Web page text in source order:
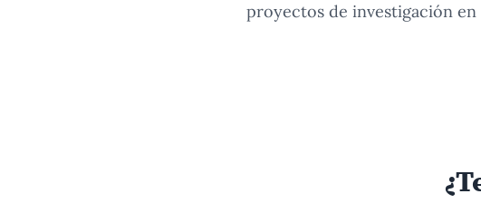
proyectos de investigación